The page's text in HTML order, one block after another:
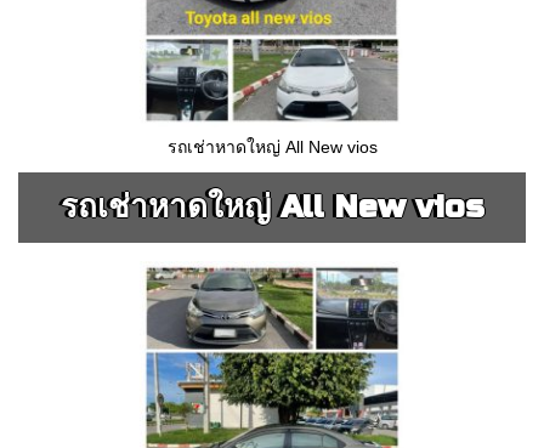
รถเช่าหาดใหญ่ All New vios
รถเช่าหาดใหญ่ All New vios